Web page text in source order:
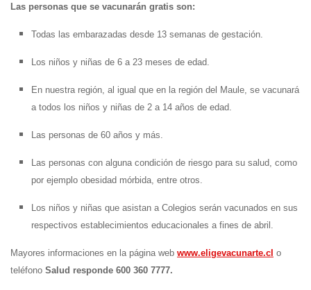
Las personas que se vacunarán gratis son:
Todas las embarazadas desde 13 semanas de gestación.
Los niños y niñas de 6 a 23 meses de edad.
En nuestra región, al igual que en la región del Maule, se vacunará
a todos los niños y niñas de 2 a 14 años de edad.
Las personas de 60 años y más.
Las personas con alguna condición de riesgo para su salud, como
por ejemplo obesidad mórbida, entre otros.
Los niños y niñas que asistan a Colegios serán vacunados en sus
respectivos establecimientos educacionales a fines de abril.
Mayores informaciones en la página web www.eligevacunarte.cl o
teléfono Salud responde 600 360 7777.